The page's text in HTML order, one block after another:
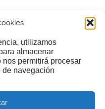
utilizamos
almacenar
permitirá procesar
de navegación
echar limosna a estos